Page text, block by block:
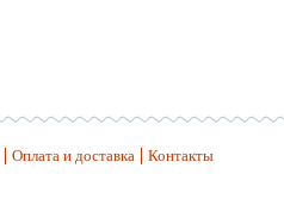
Оплата и доставка Контакты